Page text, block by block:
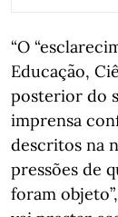
“O
Educação,
posterior do
imprensa
descritos na
pressões de
foram